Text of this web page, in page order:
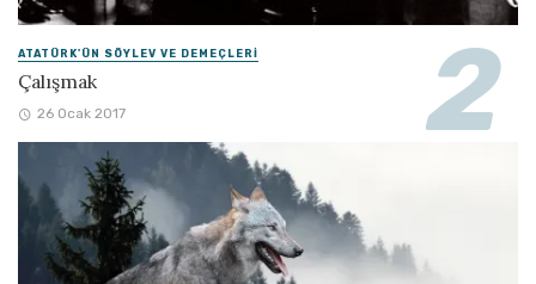
ATATÜRK'ÜN SÖYLEV VE DEMEÇLERI
Çalışmak
26 Ocak 2017